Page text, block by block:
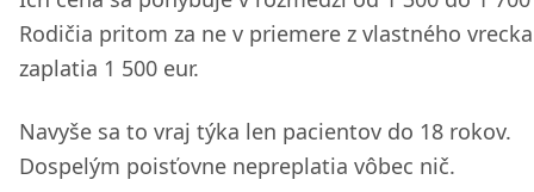
Rodičia pritom za ne v priemere z vlastného vrecka
zaplatia 1 500 eur.
Navyše sa to vraj týka len pacientov do 18 rokov.
Dospelým poisťovne nepreplatia vôbec nič.